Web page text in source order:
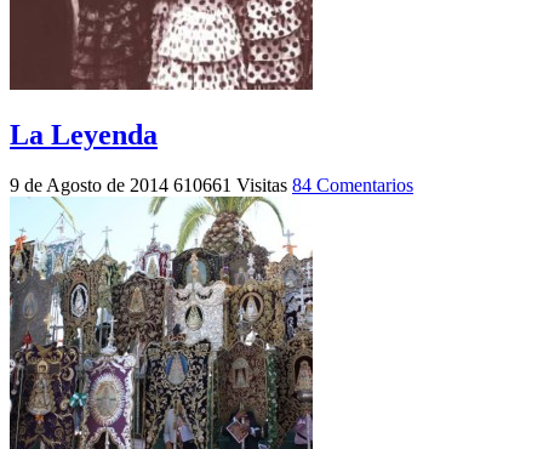
La Leyenda
9 de Agosto de 2014 610661 Visitas 84 Comentarios